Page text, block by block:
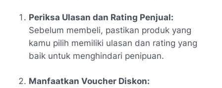
Periksa Ulasan dan Rating Penjual:
Sebelum membeli, pastikan produk yang
kamu pilih memiliki ulasan dan rating yang
baik untuk menghindari penipuan.
Manfaatkan Voucher Diskon: